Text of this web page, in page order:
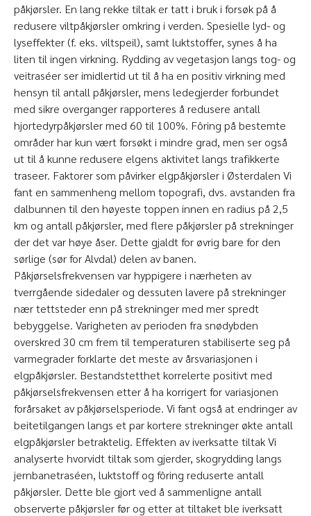
påkjørsler. En lang rekke tiltak er tatt i bruk i forsøk på å
redusere viltpåkjørsler omkring i verden. Spesielle lyd- og
lyseffekter (f. eks. viltspeil), samt luktstoffer, synes å ha
liten til ingen virkning. Rydding av vegetasjon langs tog- og
veitraséer ser imidlertid ut til å ha en positiv virkning med
hensyn til antall påkjørsler, mens ledegjerder forbundet
med sikre overganger rapporteres å redusere antall
hjortedyrpåkjørsler med 60 til 100%. Fôring på bestemte
områder har kun vært forsøkt i mindre grad, men ser også
ut til å kunne redusere elgens aktivitet langs trafikkerte
traseer. Faktorer som påvirker elgpåkjørsler i Østerdalen Vi
fant en sammenheng mellom topografi, dvs. avstanden fra
dalbunnen til den høyeste toppen innen en radius på 2,5
km og antall påkjørsler, med flere påkjørsler på strekninger
der det var høye åser. Dette gjaldt for øvrig bare for den
sørlige (sør for Alvdal) delen av banen.
Påkjørselsfrekvensen var hyppigere i nærheten av
tverrgående sidedaler og dessuten lavere på strekninger
nær tettsteder enn på strekninger med mer spredt
bebyggelse. Varigheten av perioden fra snødybden
overskred 30 cm frem til temperaturen stabiliserte seg på
varmegrader forklarte det meste av årsvariasjonen i
elgpåkjørsler. Bestandstetthet korrelerte positivt med
påkjørselsfrekvensen etter å ha korrigert for variasjonen
forårsaket av påkjørselsperiode. Vi fant også at endringer av
beitetilgangen langs et par kortere strekninger økte antall
elgpåkjørsler betraktelig. Effekten av iverksatte tiltak Vi
analyserte hvorvidt tiltak som gjerder, skogrydding langs
jernbanetraséen, luktstoff og fôring reduserte antall
påkjørsler. Dette ble gjort ved å sammenligne antall
observerte påkjørsler før og etter at tiltaket ble iverksatt